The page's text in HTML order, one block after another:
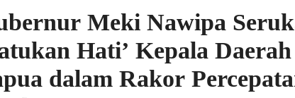
Meki Nawipa
Hati’ Kepala
dalam Rakor